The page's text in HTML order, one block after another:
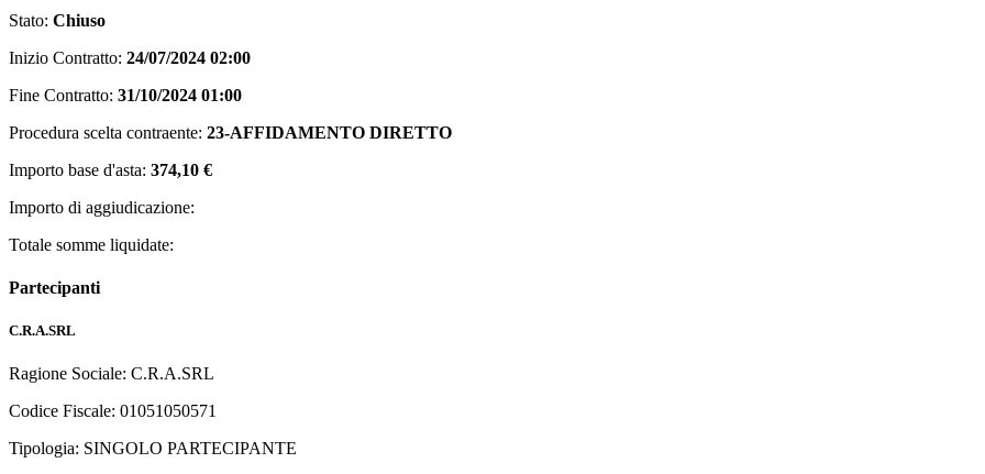
Stato: Chiuso
Inizio Contratto: 24/07/2024 02:00
Fine Contratto: 31/10/2024 01:00
Procedura scelta contraente: 23-AFFIDAMENTO DIRETTO
Importo base d'asta: 374,10 €
Importo di aggiudicazione:
Totale somme liquidate:
Partecipanti
C.R.A.SRL
Ragione Sociale: C.R.A.SRL
Codice Fiscale: 01051050571
Tipologia: SINGOLO PARTECIPANTE